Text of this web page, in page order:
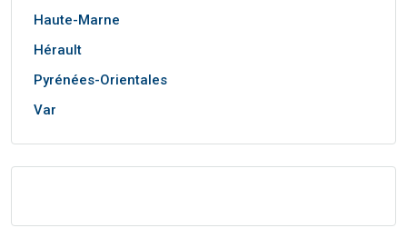
Haute-Marne
Hérault
Pyrénées-Orientales
Var